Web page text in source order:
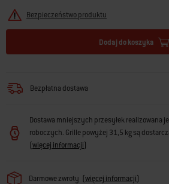
Bezpieczeństwo produktu
Dodaj do koszyka
Bezpłatna dostawa
Dostawa mniejszych przesyłek realizowana
roboczych. Grille powyżej 31,5 kg są
(więcej informacji)
Darmowe zwroty (więcej informacji)